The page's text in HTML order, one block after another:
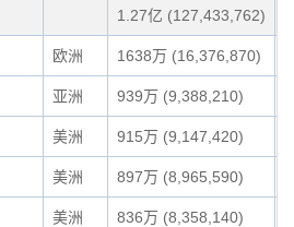
1.27亿 (127,433,762)
欧洲 1638万 (16,376,870)
亚洲 939万 (9,388,210)
美洲 915万 (9,147,420)
美洲 897万 (8,965,590)
美洲 836万 (8,358,140)